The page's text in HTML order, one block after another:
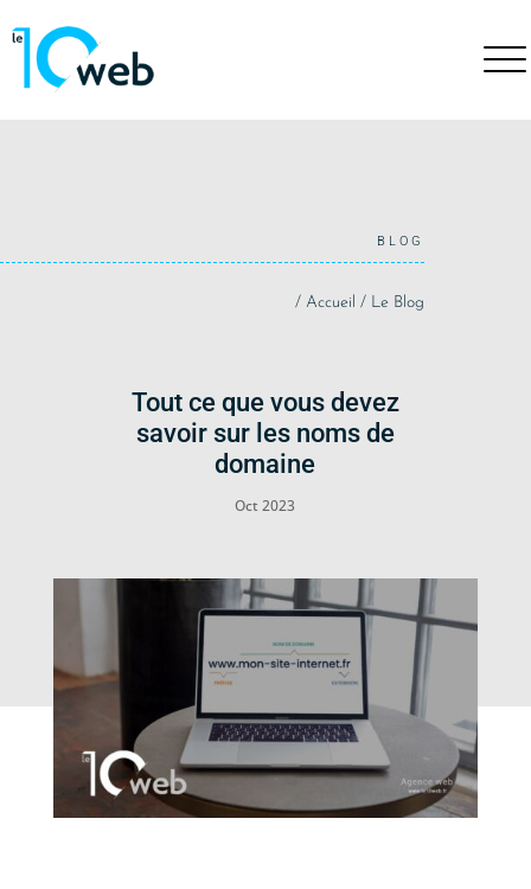
BLOG
/ Accueil / Le Blog
Tout ce que vous devez
savoir sur les noms de
domaine
Oct 2023